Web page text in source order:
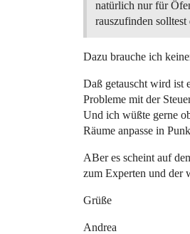
natürlich nur für
rauszufinden
Dazu brauche ich
Daß getauscht wird ist
Probleme mit der
Und ich wüßte gerne
Räume anpasse in
ABer es scheint auf
zum Experten und der
Grüße
Andrea